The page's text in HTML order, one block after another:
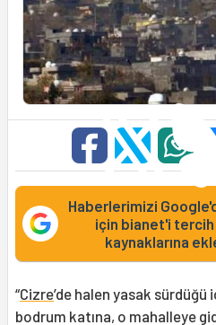
Haberlerimizi
için bianet'i
kaynaklarına
“Cizre’de halen yasak sürdüğü
bodrum katına, o mahalleye